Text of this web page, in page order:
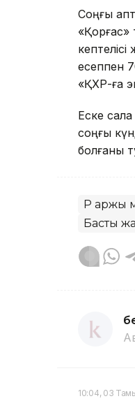
Соңғы
«Қорғас»
есеппен
«ҚХР-ға
Еске
соңғы
болғаны
ҚР Қаржы
Басты
10:04, 03